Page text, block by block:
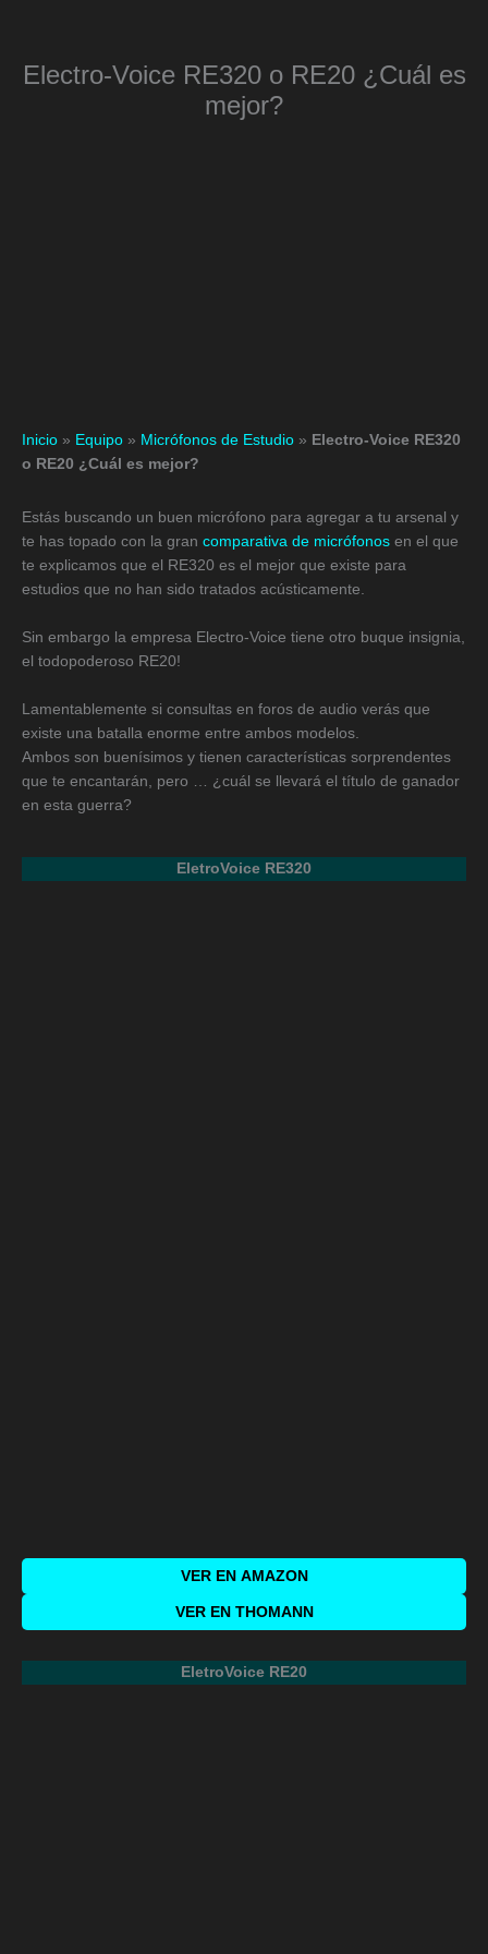
Electro-Voice RE320 o RE20 ¿Cuál es
mejor?
Inicio » Equipo » Micrófonos de Estudio » Electro-Voice RE320
o RE20 ¿Cuál es mejor?
Estás buscando un buen micrófono para agregar a tu arsenal y
te has topado con la gran comparativa de micrófonos en el que
te explicamos que el RE320 es el mejor que existe para
estudios que no han sido tratados acústicamente.
Sin embargo la empresa Electro-Voice tiene otro buque insignia,
el todopoderoso RE20!
Lamentablemente si consultas en foros de audio verás que
existe una batalla enorme entre ambos modelos.
Ambos son buenísimos y tienen características sorprendentes
que te encantarán, pero … ¿cuál se llevará el título de ganador
en esta guerra?
EletroVoice RE320
VER EN AMAZON
VER EN THOMANN
EletroVoice RE20